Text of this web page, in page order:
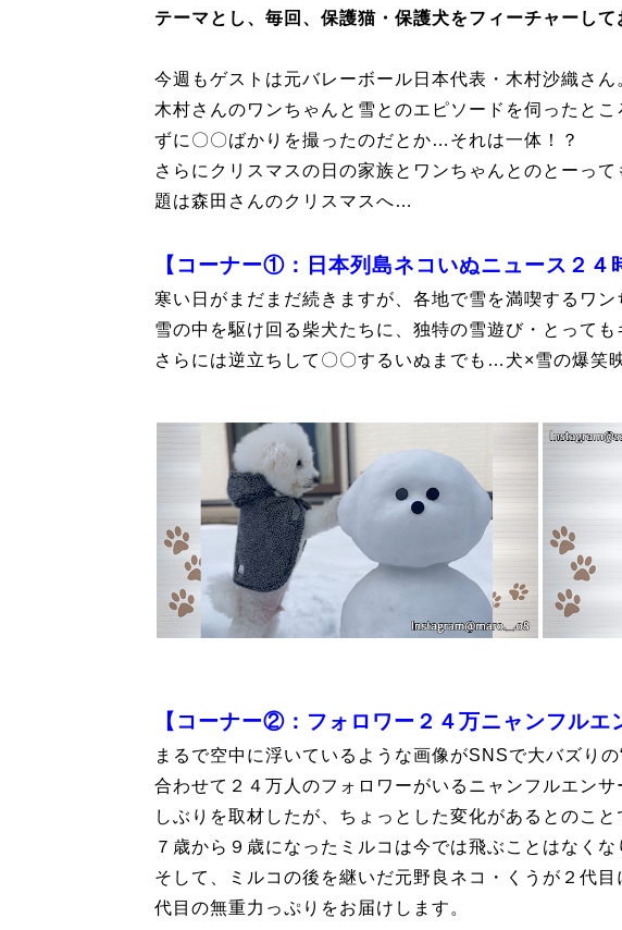
テーマとし、毎回、保護猫・保護犬をフィーチャーして
今週もゲストは元バレーボール日本代表・木村沙織さん
木村さんのワンちゃんと雪とのエピソードを伺ったと
ずに〇〇ばかりを撮ったのだとか…それは一体！？
さらにクリスマスの日の家族とワンちゃんとのとーっ
題は森田さんのクリスマスへ…
【コーナー①：日本列島ネコいぬニュース２４
寒い日がまだまだ続きますが、各地で雪を満喫するワン
雪の中を駆け回る柴犬たちに、独特の雪遊び・とっても
さらには逆立ちして〇〇するいぬまでも…犬×雪の爆笑
【コーナー②：フォロワー２４万ニャンフルエ
まるで空中に浮いているような画像がSNSで大バズり
合わせて２４万人のフォロワーがいるニャンフルエン
しぶりを取材したが、ちょっとした変化があるとのこと
７歳から９歳になったミルコは今では飛ぶことはなくな
そして、ミルコの後を継いだ元野良ネコ・くうが２代
代目の無重力っぷりをお届けします。